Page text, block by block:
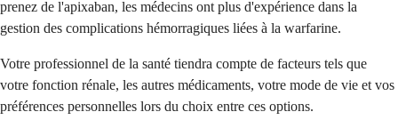
prenez de l'apixaban, les médecins ont plus d'expérience dans la
gestion des complications hémorragiques liées à la warfarine.
Votre professionnel de la santé tiendra compte de facteurs tels que
votre fonction rénale, les autres médicaments, votre mode de vie et vos
préférences personnelles lors du choix entre ces options.